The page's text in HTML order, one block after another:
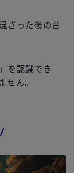
ざった後の音
を認識でき
せん。